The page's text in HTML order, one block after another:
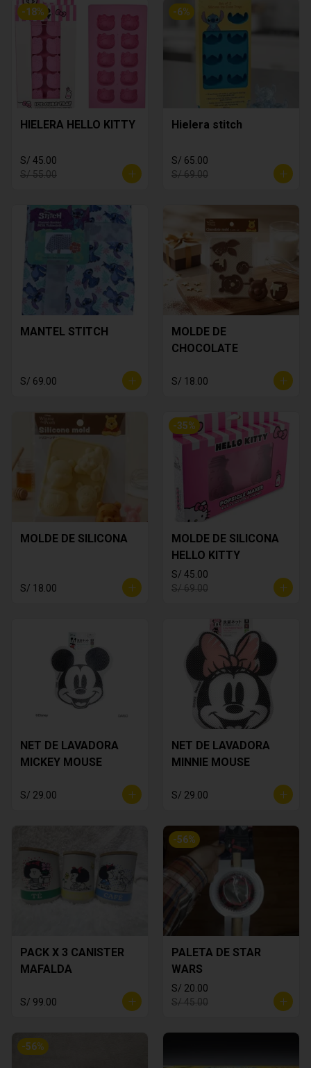
-18%
HIELERA HELLO KITTY
S/ 45.00
S/ 55.00
-6%
Hielera stitch
S/ 65.00
S/ 69.00
MANTEL STITCH
S/ 69.00
MOLDE DE
CHOCOLATE
S/ 18.00
MOLDE DE SILICONA
S/ 18.00
-35%
MOLDE DE SILICONA
HELLO KITTY
S/ 45.00
S/ 69.00
NET DE LAVADORA
MICKEY MOUSE
S/ 29.00
NET DE LAVADORA
MINNIE MOUSE
S/ 29.00
PACK X 3 CANISTER
MAFALDA
S/ 99.00
-56%
PALETA DE STAR
WARS
S/ 20.00
S/ 45.00
-56%